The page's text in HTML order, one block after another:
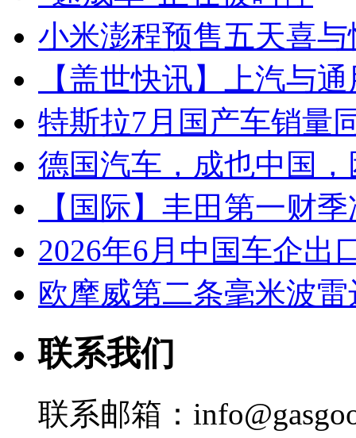
小米澎程预售五天喜与
【盖世快讯】上汽与
特斯拉7月国产车销量
德国汽车，成也中国
【国际】丰田第一财
2026年6月中国车企出
欧摩威第二条毫米波
联系我们
联系邮箱：